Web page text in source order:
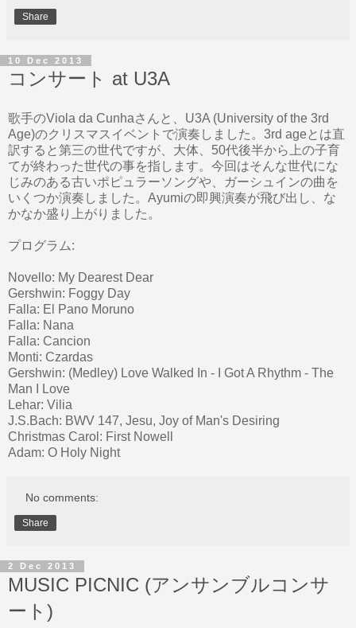
Share
10 Dec 2013
コンサート at U3A
歌手のViola da Cunhaさんと、U3A (University of the 3rd
Age)のクリスマスイベントで演奏しました。3rd ageとは直
訳すると第三の世代ですが、大体、50代後半から上の子育
てが終わった世代の事を指します。今回はそんな世代にな
じみのある古いポピュラーソングや、ガーシュインの曲を
いくつか演奏しました。Ayumiの即興演奏が飛び出し、な
かなか盛り上がりました。
プログラム:
Novello: My Dearest Dear
Gershwin: Foggy Day
Falla: El Pano Moruno
Falla: Nana
Falla: Cancion
Monti: Czardas
Gershwin: (Medley) Love Walked In - I Got A Rhythm - The
Man I Love
Lehar: Vilia
J.S.Bach: BWV 147, Jesu, Joy of Man's Desiring
Christmas Carol: First Nowell
Adam: O Holy Night
No comments:
Share
2 Dec 2013
MUSIC PICNIC (アンサンブルコンサ
ート)